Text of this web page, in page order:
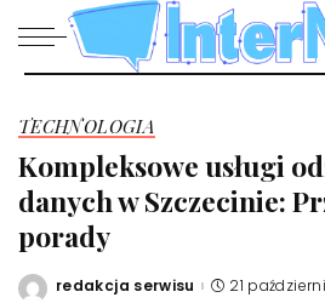
TECHNOLOGIA
Kompleksowe usługi
danych w Szczecinie:
porady
Posted
redakcja serwisu 21